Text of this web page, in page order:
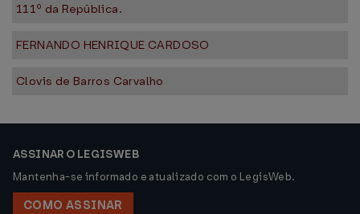
111º da República.
FERNANDO HENRIQUE CARDOSO
Clovis de Barros Carvalho
ASSINAR O LEGISWEB
Mantenha-se informado e atualizado com o LegisWeb.
COMO ASSINAR